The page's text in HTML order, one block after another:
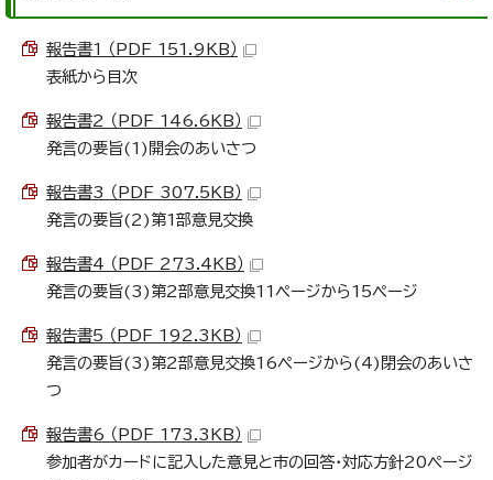
報告書1 （PDF 151.9KB）
表紙から目次
報告書2 （PDF 146.6KB）
発言の要旨(1)開会のあいさつ
報告書3 （PDF 307.5KB）
発言の要旨(2)第1部意見交換
報告書4 （PDF 273.4KB）
発言の要旨(3)第2部意見交換11ページから15ページ
報告書5 （PDF 192.3KB）
発言の要旨(3)第2部意見交換16ページから(4)閉会のあいさ
つ
報告書6 （PDF 173.3KB）
参加者がカードに記入した意見と市の回答・対応方針20ページ